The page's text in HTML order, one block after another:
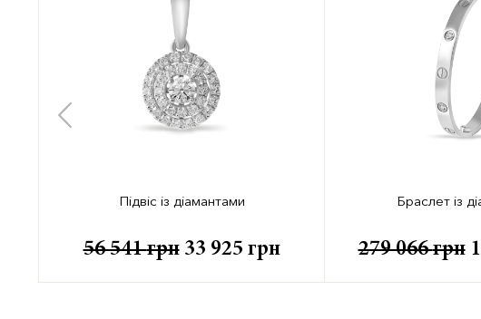
Підвіс із діамантами
56 541грн 33 925 грн
Браслет із
279 066грн